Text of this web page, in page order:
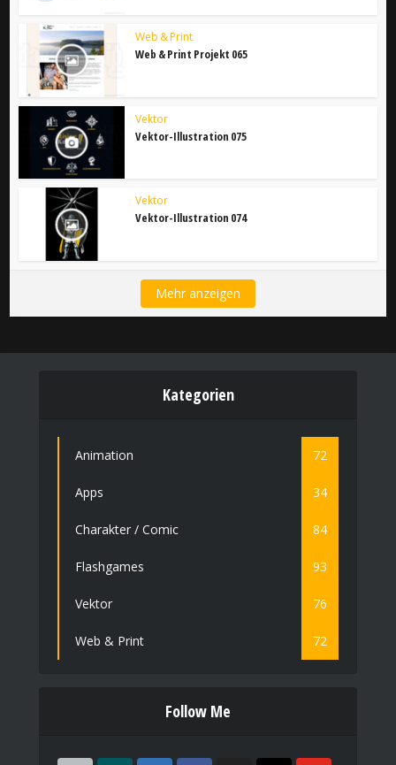
Web & Print
Web & Print Projekt 065
Vektor
Vektor-Illustration 075
Vektor
Vektor-Illustration 074
Mehr anzeigen
Kategorien
Animation 72
Apps 34
Charakter / Comic 84
Flashgames 93
Vektor 76
Web & Print 72
Follow Me